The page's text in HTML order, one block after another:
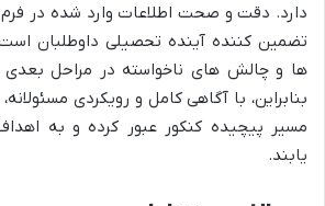
دارد. دقت و صحت اطلاعات وارد شده در فرم
تضمین کننده آینده تحصیلی داوطلبان
ها و چالش های ناخواسته در مراحل بعدی
بنابراین، با آگاهی کامل و رویکردی
مسیر پیچیده کنکور عبور کرده و به
یابند.